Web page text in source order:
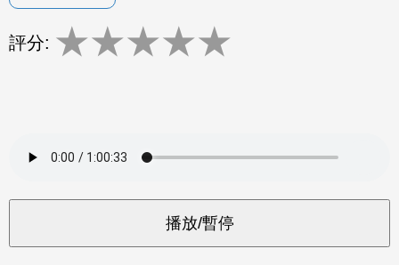
評分: ★★★★★